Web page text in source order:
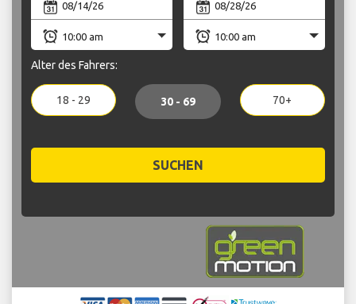
Alter des Fahrers:
18 - 29 30 - 69 70+
SUCHEN